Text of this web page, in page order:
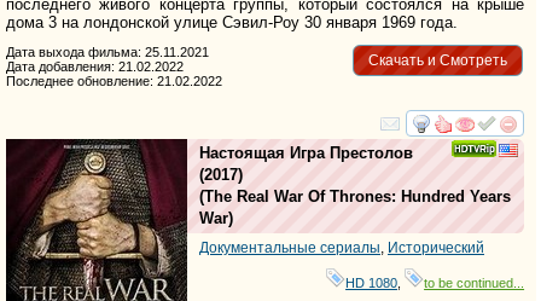
последнего живого концерта группы, который состоялся на крыше
дома 3 на лондонской улице Сэвил-Роу 30 января 1969 года.
Скачать и Смотреть
Дата выхода фильма: 25.11.2021
Дата добавления: 21.02.2022
Последнее обновление: 21.02.2022
смотреть
Настоящая Игра Престолов
(2017)
(The Real War Of Thrones: Hundred Years
War)
Документальные сериалы, Исторический
HD 1080 to be continued...